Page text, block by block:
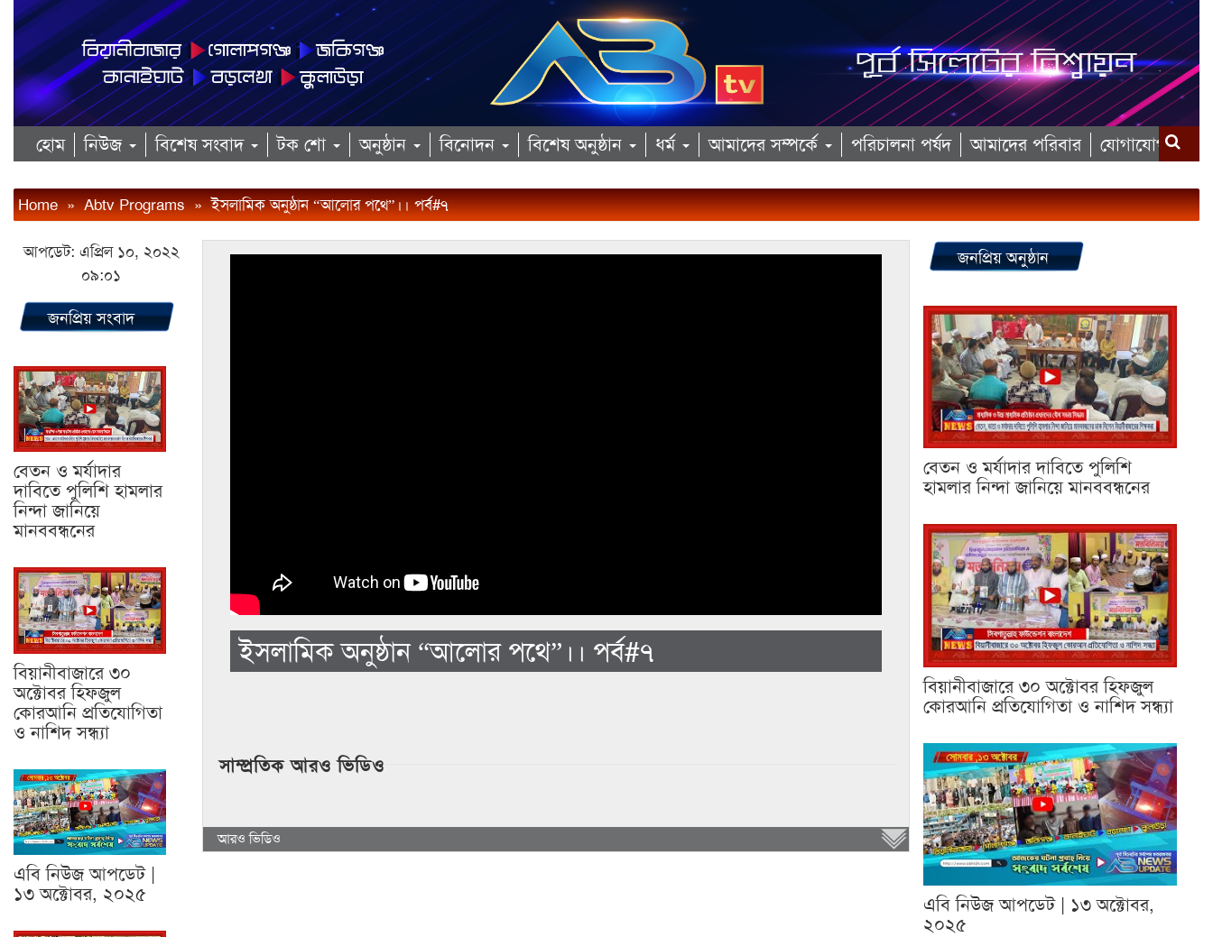
হোম নিউজ বিশেষ সংবাদ টক শো অনুষ্ঠান বিনোদন বিশেষ অনুষ্ঠান ধর্ম আমাদের সম্পর্কে পরিচালনা পর্ষদ আমাদের পরিবার যোগাযোগ
Home » Abtv Programs » ইসলামিক অনুষ্ঠান “আলোর পথে”।। পর্ব#৭
আপডেট: এপ্রিল ১০, ২০২২
০৯:০১
জনপ্রিয় সংবাদ
বেতন ও মর্যাদার
দাবিতে পুলিশি হামলার
নিন্দা জানিয়ে
মানববন্ধনের
বিয়ানীবাজারে ৩০
অক্টোবর হিফজুল
কোরআনি প্রতিযোগিতা
ও নাশিদ সন্ধ্যা
এবি নিউজ আপডেট |
১৩ অক্টোবর, ২০২৫
ইসলামিক অনুষ্ঠান “আলোর পথে”।। পর্ব#৭
সাম্প্রতিক আরও ভিডিও
আরও ভিডিও
জনপ্রিয় অনুষ্ঠান
বেতন ও মর্যাদার দাবিতে পুলিশি
হামলার নিন্দা জানিয়ে মানববন্ধনের
বিয়ানীবাজারে ৩০ অক্টোবর হিফজুল
কোরআনি প্রতিযোগিতা ও নাশিদ সন্ধ্যা
এবি নিউজ আপডেট | ১৩ অক্টোবর,
২০২৫